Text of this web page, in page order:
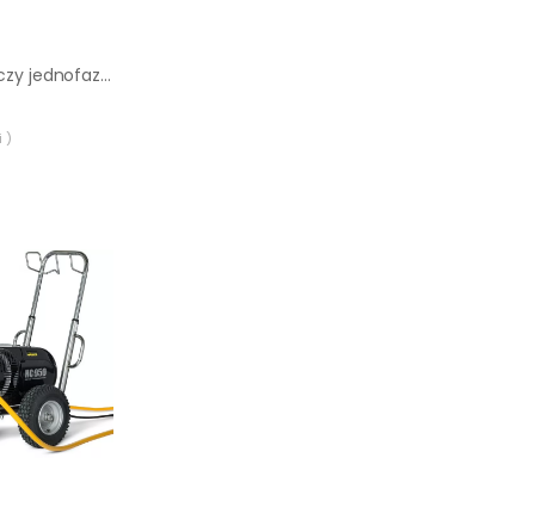
Agregat prądotwórczy jednofazowy Endress ESE 604 YS DI
)